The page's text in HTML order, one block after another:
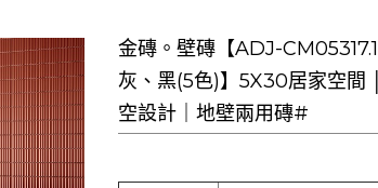
金磚。壁磚【ADJ-
灰、黑(5色)】5X30居家空間
空設計｜地壁兩用磚#